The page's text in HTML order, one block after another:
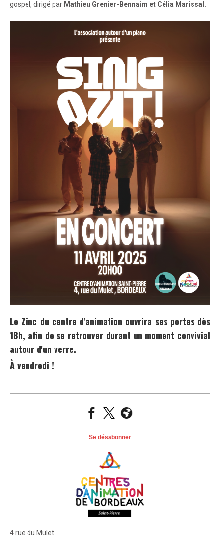
gospel, dirigé par Mathieu Grenier-Bennaim et Célia Marissal.
Le Zinc du centre d'animation ouvrira ses portes dès
18h, afin de se retrouver durant un moment convivial
autour d'un verre.
À vendredi !
Se désabonner
4 rue du Mulet